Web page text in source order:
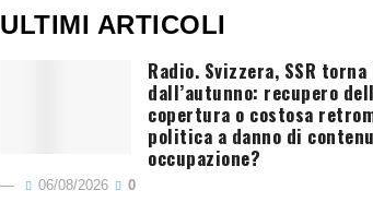
ULTIMI ARTICOLI
Radio. Svizzera, SSR torna
dall’autunno: recupero
copertura o costosa
politica a danno di
occupazione?
06/08/2026 0